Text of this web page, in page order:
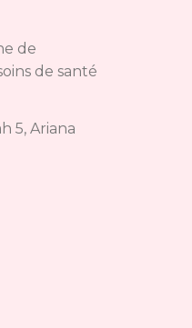
de
de santé
5, Ariana